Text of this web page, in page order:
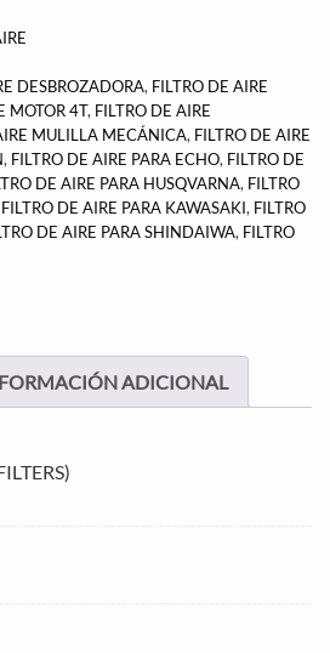
DESBROZADORA, FILTRO DE AIRE
MOTOR 4T, FILTRO DE AIRE
MULILLA MECÁNICA, FILTRO DE AIRE
, FILTRO DE AIRE PARA ECHO, FILTRO DE
DE AIRE PARA HUSQVARNA, FILTRO
FILTRO DE AIRE PARA KAWASAKI, FILTRO
DE AIRE PARA SHINDAIWA, FILTRO
ADICIONAL